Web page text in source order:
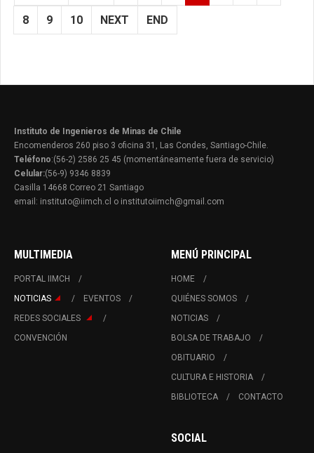
8 9 10 NEXT END
Instituto de Ingenieros de Minas de Chile
Encomenderos 260 piso 3 oficina 31, Las Condes, Santiago-Chile.
Teléfono:(56-2) 2586 25 45 (momentáneamente fuera de servicio)
Celular:(56-9) 9346 8839
Casilla 14668 Correo 21 Santiago
email: instituto@iimch.cl o institutoiimch@gmail.com
MULTIMEDIA
PORTAL IIMCH
NOTICIAS
EVENTOS
REDES SOCIALES
CONVENCIÓN
MENÚ PRINCIPAL
HOME
QUIÉNES SOMOS
NOTICIAS
BOLSA DE TRABAJO
OBITUARIO
CULTURA E HISTORIA
BIBLIOTECA
CONTACTO
SOCIAL